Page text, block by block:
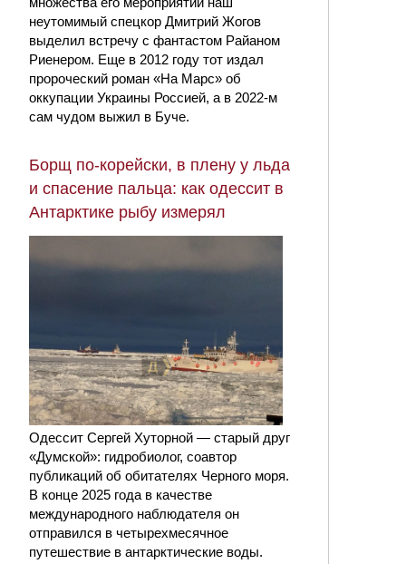
неутомимый спецкор Дмитрий Жогов
выделил встречу с фантастом Райаном
Риенером. Еще в 2012 году тот издал
пророческий роман «На Марс» об
оккупации Украины Россией, а в 2022-м
сам чудом выжил в Буче.
Борщ по-корейски, в плену у льда
и спасение пальца: как одессит в
Антарктике рыбу измерял
Одессит Сергей Хуторной — старый друг
«Думской»: гидробиолог, соавтор
публикаций об обитателях Черного моря.
В конце 2025 года в качестве
международного наблюдателя он
отправился в четырехмесячное
путешествие в антарктические воды.